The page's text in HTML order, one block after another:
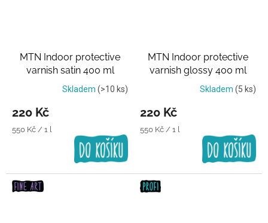
MTN Indoor protective
varnish satin 400 ml
Transparentní lak
Skladem (>10 ks)
220 Kč
Měrná
550 Kč / 1 l
MTN Indoor protective
varnish glossy 400 ml
Transparentní lak
Skladem (5 ks)
220 Kč
Měrná
550 Kč / 1 l